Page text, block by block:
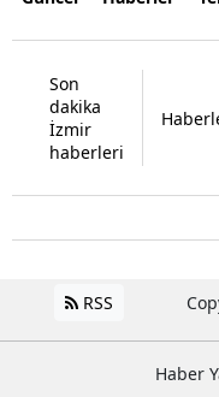
Son
dakika
İzmir
haberleri
RSS
Haber